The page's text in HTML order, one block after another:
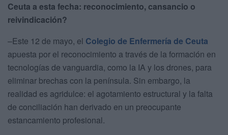
Ceuta a esta fecha: reconocimiento, cansancio o
reivindicación?
–Este 12 de mayo, el Colegio de Enfermería de Ceuta
apuesta por el reconocimiento a través de la formación en
tecnologías de vanguardia, como la IA y los drones, para
eliminar brechas con la península. Sin embargo, la
realidad es agridulce: el agotamiento estructural y la falta
de conciliación han derivado en un preocupante
estancamiento profesional.